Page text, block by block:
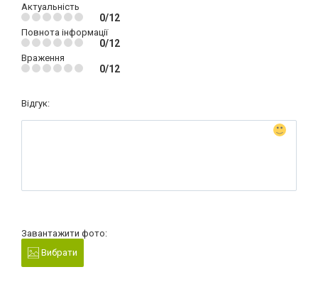
Актуальність
0/12
Повнота інформації
0/12
Враження
0/12
Відгук:
Завантажити фото:
Вибрати